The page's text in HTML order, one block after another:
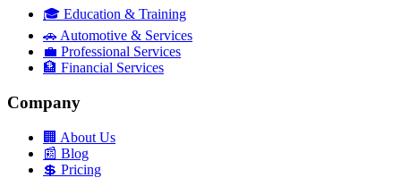
🎓 Education & Training
🚗 Automotive & Services
💼 Professional Services
🏦 Financial Services
Company
🏢 About Us
📰 Blog
💲 Pricing